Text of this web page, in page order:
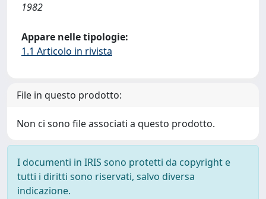
1982
Appare nelle tipologie:
1.1 Articolo in rivista
File in questo prodotto:
Non ci sono file associati a questo prodotto.
I documenti in IRIS sono protetti da copyright e
tutti i diritti sono riservati, salvo diversa
indicazione.